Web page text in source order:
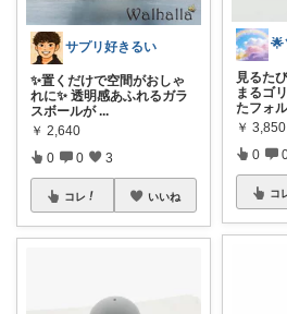
サプリ好きるい
✨置くだけで空間がおしゃ
れに✨ 透明感あふれるガラ
スボールが ...
￥ 2,640
0 0 3
コレ いいね
🌟
見るた
まるゴ
たフォ
￥ 3,850
0
コ